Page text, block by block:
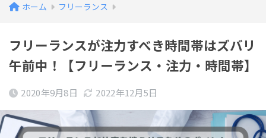
ホーム フリーランス
フリーランスが注力すべき時間帯はズバリ
午前中！【フリーランス・注力・時間帯】
2020年9月8日 2022年12月5日